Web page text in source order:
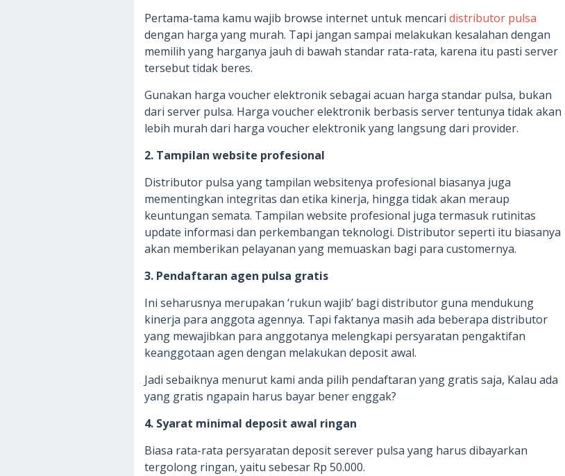
Pertama-tama kamu wajib browse internet untuk mencari distributor pulsa
dengan harga yang murah. Tapi jangan sampai melakukan kesalahan dengan
memilih yang harganya jauh di bawah standar rata-rata, karena itu pasti server
tersebut tidak beres.
Gunakan harga voucher elektronik sebagai acuan harga standar pulsa, bukan
dari server pulsa. Harga voucher elektronik berbasis server tentunya tidak akan
lebih murah dari harga voucher elektronik yang langsung dari provider.
2. Tampilan website profesional
Distributor pulsa yang tampilan websitenya profesional biasanya juga
mementingkan integritas dan etika kinerja, hingga tidak akan meraup
keuntungan semata. Tampilan website profesional juga termasuk rutinitas
update informasi dan perkembangan teknologi. Distributor seperti itu biasanya
akan memberikan pelayanan yang memuaskan bagi para customernya.
3. Pendaftaran agen pulsa gratis
Ini seharusnya merupakan ‘rukun wajib’ bagi distributor guna mendukung
kinerja para anggota agennya. Tapi faktanya masih ada beberapa distributor
yang mewajibkan para anggotanya melengkapi persyaratan pengaktifan
keanggotaan agen dengan melakukan deposit awal.
Jadi sebaiknya menurut kami anda pilih pendaftaran yang gratis saja, Kalau ada
yang gratis ngapain harus bayar bener enggak?
4. Syarat minimal deposit awal ringan
Biasa rata-rata persyaratan deposit serever pulsa yang harus dibayarkan
tergolong ringan, yaitu sebesar Rp 50.000.